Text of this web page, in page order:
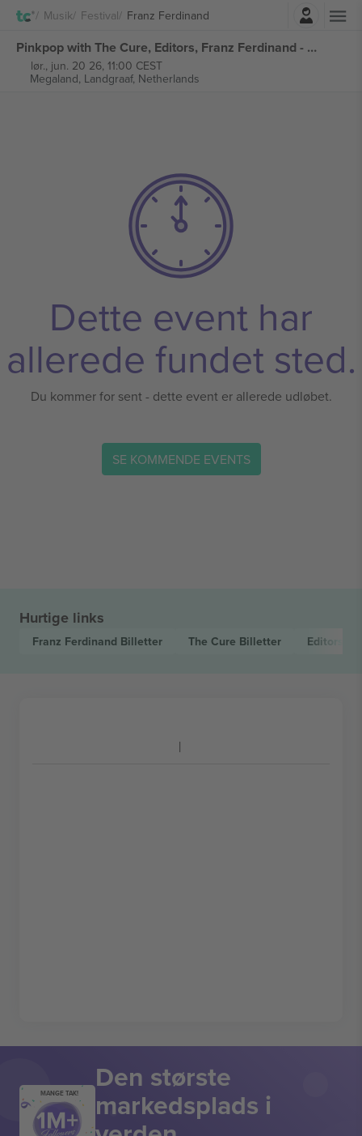
Musik Festival Franz FerdinandLog ind
Pinkpop with The Cure, Editors, Franz Ferdinand - Saturday billetter
lør., jun. 20 26, 11:00 CEST
Megaland, Landgraaf, Netherlands
Dette event har
allerede fundet sted.
Du kommer for sent - dette event er allerede udløbet.
SE KOMMENDE EVENTS
Hurtige links
Franz Ferdinand Billetter The Cure Billetter Editors
MANGE TAK! Den største
markedsplads i